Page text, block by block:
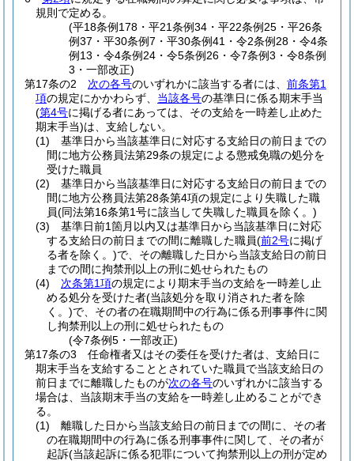
規則で定める。
(平18条例178・平21条例34・平22条例25・平26条
例37・平30条例7・平30条例41・令2条例28・令4条
例13・令4条例24・令5条例26・令7条例3・令8条例
3・一部改正)
第17条の2
次の各号のいずれかに該当する者には、 前条第1
項の規定にかかわらず、 当該各号の基準日に係る期末手当
(第4号に掲げる者にあっては、その支給を一時差し止めた
期末手当)は、支給しない。
(1)
基準日から当該基準日に対応する支給日の前日までの
間に地方公務員法第29条の規定による懲戒免職の処分を
受けた職員
(2)
基準日から当該基準日に対応する支給日の前日までの
間に地方公務員法第28条第4項の規定により失職した職
員(同法第16条第1号に該当して失職した職員を除く。)
(3)
基準日前1箇月以内又は基準日から当該基準日に対応
する支給日の前日までの間に離職した職員(前2号に掲げ
る者を除く。)で、その離職した日から当該支給日の前日
までの間に拘禁刑以上の刑に処せられたもの
(4)
次条第1項の規定により期末手当の支給を一時差し止
める処分を受けた者(当該処分を取り消された者を除
く。)で、その者の在職期間中の行為に係る刑事事件に関
し拘禁刑以上の刑に処せられたもの
(令7条例5・一部改正)
第17条の3
任命権者又はその委任を受けた者は、支給日に
期末手当を支給することとされていた職員で当該支給日の
前日までに離職したものが次の各号のいずれかに該当する
場合は、当該期末手当の支給を一時差し止めることができ
る。
(1)
離職した日から当該支給日の前日までの間に、その者
の在職期間中の行為に係る刑事事件に関して、その者が
起訴(当該起訴に係る犯罪について拘禁刑以上の刑が定め